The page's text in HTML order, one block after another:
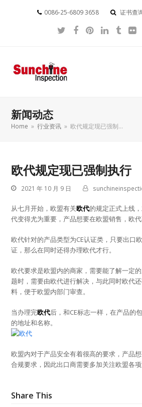
0086-25-6809 3658 证书查
Twitter
Facebook
Pinterest
LinkedIn
新闻动态
Home » 行业资讯 » 欧代规定现已强制…
欧代规定现已强制执行
2021 年 10 月 9 日
从七月开始，欧盟有关欧代的规定正式上线
代变得尤为重要，产品想要在欧盟销售，欧代
欧代针对的产品类型为CE认证类，只要出口
证，那么在同时还得办理欧代才行。
欧代要求是欧盟内的商家，需要能了解一定
题时，需要由欧代进行解决，与此同时欧代
料，便于欧盟内部门审查。
当办理完欧代后，和CE标志一样，在产品的
的地址和名称。
欧盟内对于产品安全有着很高的要求，产品
合规要求，因此出口商需要多加关注欧盟各项
Share This